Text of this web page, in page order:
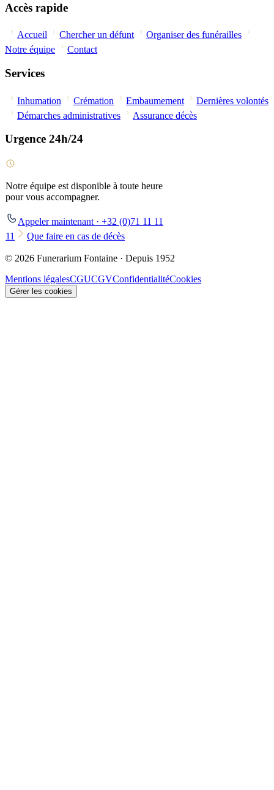
Accès rapide
Accueil Chercher un défunt
Organiser des funérailles
Notre équipe
Contact
Services
Inhumation Crémation Embaumement
Dernières volontés
Démarches administratives
Assurance décès
Urgence 24h/24
Notre équipe est disponible à toute heure
pour vous accompagner.
Appeler maintenant · +32 (0)71 11 11
11
Que faire en cas de décès
© 2026 Funerarium Fontaine · Depuis 1952
Mentions légalesCGUCGVConfidentialitéCookies
Gérer les cookies